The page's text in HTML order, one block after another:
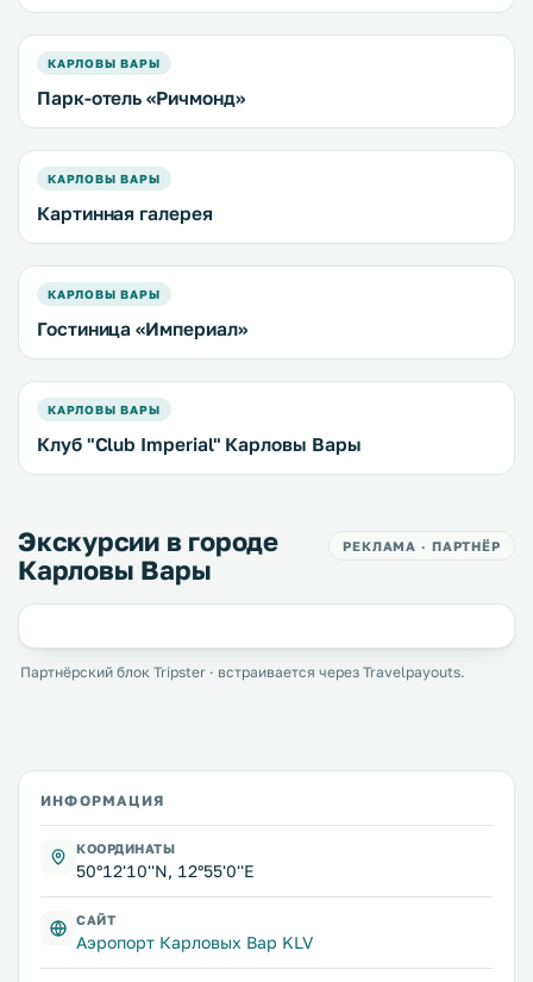
КАРЛОВЫ ВАРЫ
Парк-отель «Ричмонд»
КАРЛОВЫ ВАРЫ
Картинная галерея
КАРЛОВЫ ВАРЫ
Гостиница «Империал»
КАРЛОВЫ ВАРЫ
Клуб "Club Imperial" Карловы Вары
Экскурсии в городе
Карловы Вары
РЕКЛАМА · ПАРТНЁР
Партнёрский блок Tripster · встраивается через Travelpayouts.
ИНФОРМАЦИЯ
КООРДИНАТЫ
50°12'10''N, 12°55'0''E
САЙТ
Аэропорт Карловых Вар KLV